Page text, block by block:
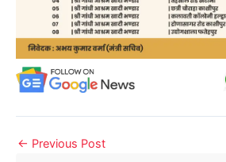
← Previous Post